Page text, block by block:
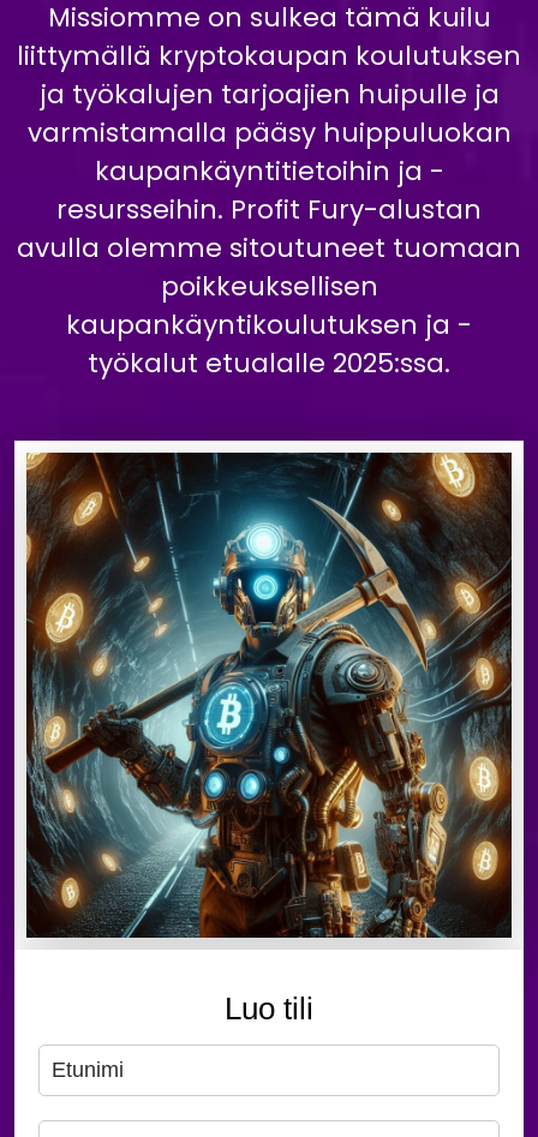
Missiomme on sulkea tämä kuilu
liittymällä kryptokaupan koulutuksen
ja työkalujen tarjoajien huipulle ja
varmistamalla pääsy huippuluokan
kaupankäyntitietoihin ja -
resursseihin. Profit Fury-alustan
avulla olemme sitoutuneet tuomaan
poikkeuksellisen
kaupankäyntikoulutuksen ja -
työkalut etualalle 2025:ssa.